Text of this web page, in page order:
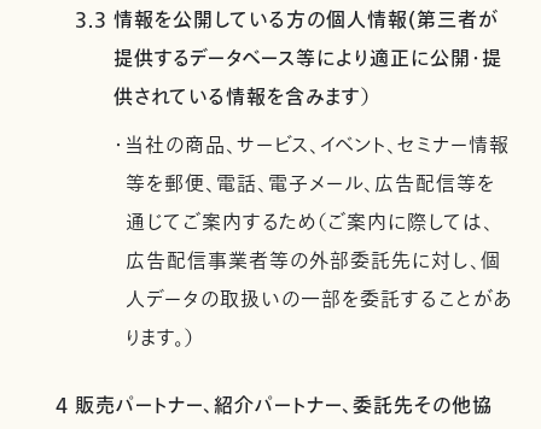
3.3 情報を公開している方の個人情報(第三者が
提供するデータベース等により適正に公開・提
供されている情報を含みます）
・当社の商品、サービス、イベント、セミナー情報
等を郵便、電話、電子メール、広告配信等を
通じてご案内するため（ご案内に際しては、
広告配信事業者等の外部委託先に対し、個
人データの取扱いの一部を委託することがあ
ります。）
4 販売パートナー、紹介パートナー、委託先その他協